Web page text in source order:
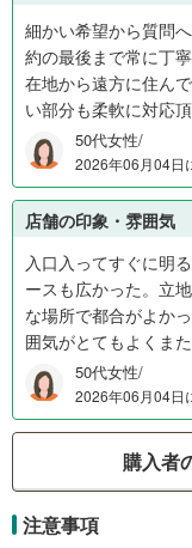
細かい希望から質問
約の最後まで常に丁
在地から遠方に住ん
い部分も柔軟に対応
50代女性/
2026年06月04日
店舗の印象・雰囲気
入口入ってすぐに明
ースも広かった。立
な場所で都合がよか
囲気がとてもよくま
50代女性/
2026年06月04日
購入者
注意事項